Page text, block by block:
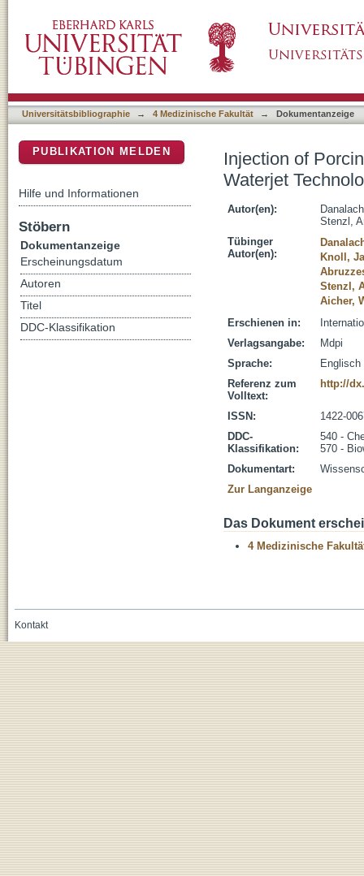
Universitätsbibliographie → 4 Medizinische Fakultät → Dokumentanzeige
Injection of
Waterjet
Autor(en):
Stenzl,
Tübinger
Autor(en):
Knoll,
Stenzl,
Aicher,
Erschienen in:
Verlagsangabe:
Mdpi
Sprache:
Englisch
Referenz zum
Volltext:
http://
ISSN:
1422-
DDC-
Klassifikation:
540 -
570 -
Dokumentart:
Zur Langanzeige
Das Dokument
4 Medizinische
PUBLIKATION MELDEN
Hilfe und Informationen
Stöbern
Dokumentanzeige
Erscheinungsdatum
Autoren
Titel
DDC-Klassifikation
Kontakt